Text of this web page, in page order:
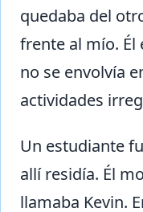
quedaba del
frente al mío. Él
no se envolvía
actividades
Un estudiante
allí residía. Él
llamaba Kevin.